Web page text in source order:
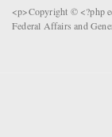
<p>Copyright © <?php
Federal Affairs and